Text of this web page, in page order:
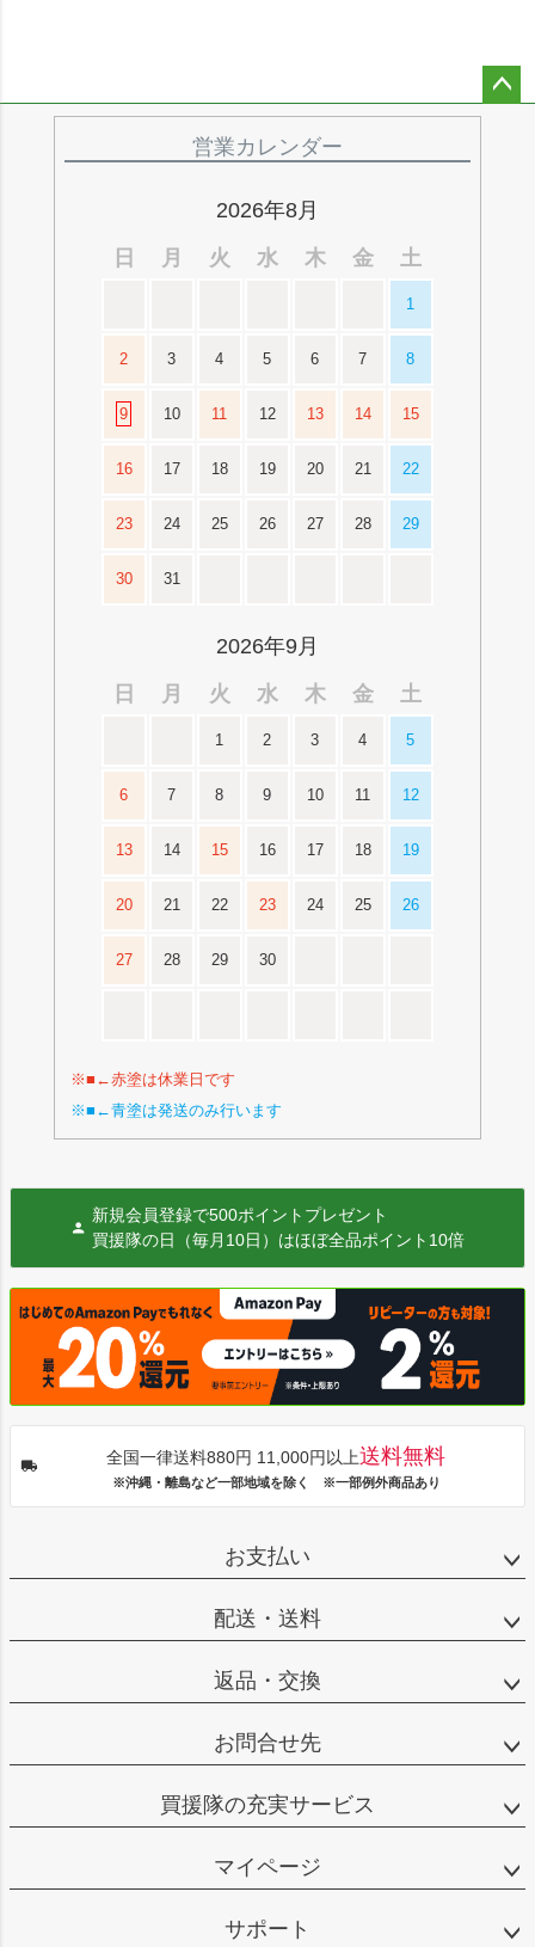
営業カレンダー
2026年8月
日
月 火 水 木 金 土
1
2 3 4 5 6 7 8
9 10 11 12 13 14 15
16 17 18 19 20 21 22
23 24 25 26 27 28 29
30 31
2026年9月
日
月 火 水 木 金 土
1 2 3 4 5
6 7 8 9 10 11 12
13 14 15 16 17 18 19
20 21 22 23 24 25 26
27 28 29 30
※■←赤塗は休業日です
※■←青塗は発送のみ行います
新規会員登録で500ポイントプレゼント
買援隊の日（毎月10日）はほぼ全品ポイント10倍
全国一律送料880円 11,000円以上送料無料
※沖縄・離島など一部地域を除く ※一部例外商品あり
お支払い
配送・送料
返品・交換
お問合せ先
買援隊の充実サービス
マイページ
サポート